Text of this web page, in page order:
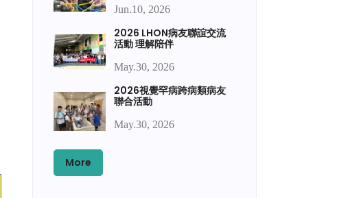
Jun.10, 2026
2026 LHON病友聯誼交流
活動 理解陪伴
May.30, 2026
2026視覺罕病跨病類病友
聯合活動
May.30, 2026
More